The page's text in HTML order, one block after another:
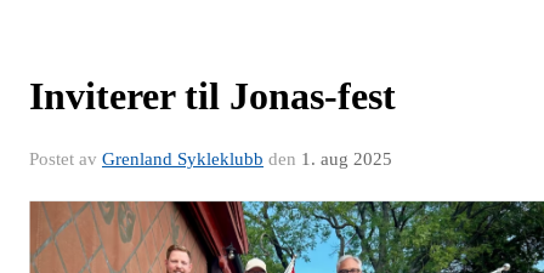
Inviterer til Jonas-fest
Postet av Grenland Sykleklubb den 1. aug 2025